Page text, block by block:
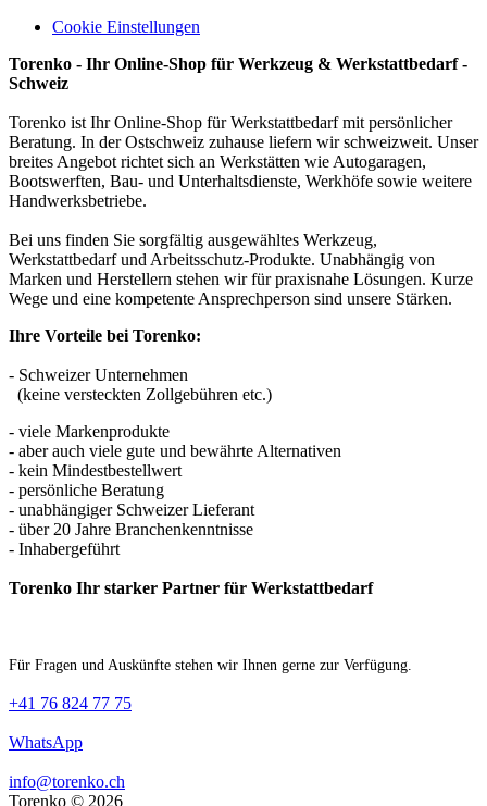
Cookie Einstellungen
Torenko - Ihr Online-Shop für Werkzeug & Werkstattbedarf -
Schweiz
Torenko ist Ihr Online-Shop für Werkstattbedarf mit persönlicher
Beratung. In der Ostschweiz zuhause liefern wir schweizweit. Unser
breites Angebot richtet sich an Werkstätten wie Autogaragen,
Bootswerften, Bau- und Unterhaltsdienste, Werkhöfe sowie weitere
Handwerksbetriebe.
Bei uns finden Sie sorgfältig ausgewähltes Werkzeug,
Werkstattbedarf und Arbeitsschutz-Produkte. Unabhängig von
Marken und Herstellern stehen wir für praxisnahe Lösungen. Kurze
Wege und eine kompetente Ansprechperson sind unsere Stärken.
Ihre Vorteile bei Torenko:
- Schweizer Unternehmen
(keine versteckten Zollgebühren etc.)
- viele Markenprodukte
- aber auch viele gute und bewährte Alternativen
- kein Mindestbestellwert
- persönliche Beratung
- unabhängiger Schweizer Lieferant
- über 20 Jahre Branchenkenntnisse
- Inhabergeführt
Torenko Ihr starker Partner für Werkstattbedarf
Für Fragen und Auskünfte stehen wir Ihnen gerne zur Verfügung.
+41 76 824 77 75
WhatsApp
info@torenko.ch
Torenko © 2026